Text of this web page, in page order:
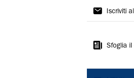
Il
Iscriviti
Sfoglia il